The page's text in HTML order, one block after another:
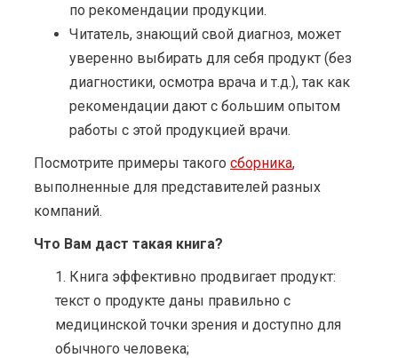
по рекомендации продукции.
Читатель, знающий свой диагноз, может
уверенно выбирать для себя продукт (без
диагностики, осмотра врача и т.д.), так как
рекомендации дают с большим опытом
работы с этой продукцией врачи.
Посмотрите примеры такого сборника,
выполненные для представителей разных
компаний.
Что Вам даст такая книга?
Книга эффективно продвигает продукт:
текст о продукте даны правильно с
медицинской точки зрения и доступно для
обычного человека;